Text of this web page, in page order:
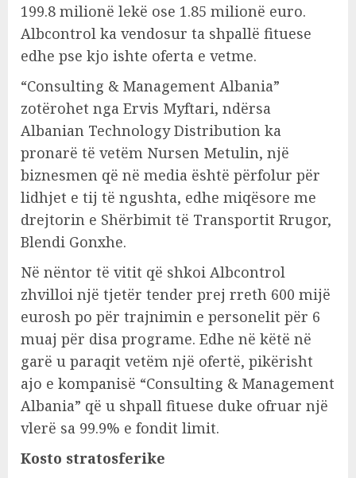
199.8 milionë lekë ose 1.85 milionë euro.
Albcontrol ka vendosur ta shpallë fituese
edhe pse kjo ishte oferta e vetme.
“Consulting & Management Albania”
zotërohet nga Ervis Myftari, ndërsa
Albanian Technology Distribution ka
pronarë të vetëm Nursen Metulin, një
biznesmen që në media është përfolur për
lidhjet e tij të ngushta, edhe miqësore me
drejtorin e Shërbimit të Transportit Rrugor,
Blendi Gonxhe.
Në nëntor të vitit që shkoi Albcontrol
zhvilloi një tjetër tender prej rreth 600 mijë
eurosh po për trajnimin e personelit për 6
muaj për disa programe. Edhe në këtë në
garë u paraqit vetëm një ofertë, pikërisht
ajo e kompanisë “Consulting & Management
Albania” që u shpall fituese duke ofruar një
vlerë sa 99.9% e fondit limit.
Kosto stratosferike